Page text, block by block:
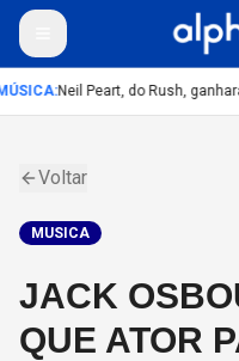
:Neil Peart, do Rush,
Voltar
MUSICA
JACK
QUE ATOR